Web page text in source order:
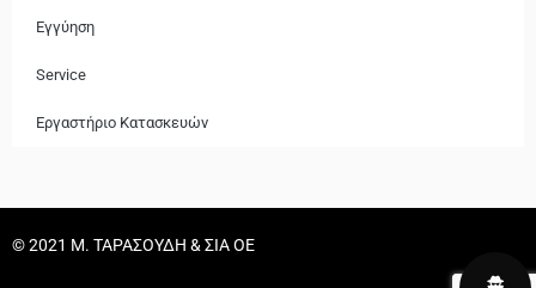
Εγγύηση
Service
Εργαστήριο Κατασκευών
© 2021 Μ. ΤΑΡΑΣΟΥΔΗ & ΣΙΑ ΟΕ